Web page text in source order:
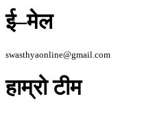
ई–मेल
swasthyaonline@gmail.com
हाम्रो टीम